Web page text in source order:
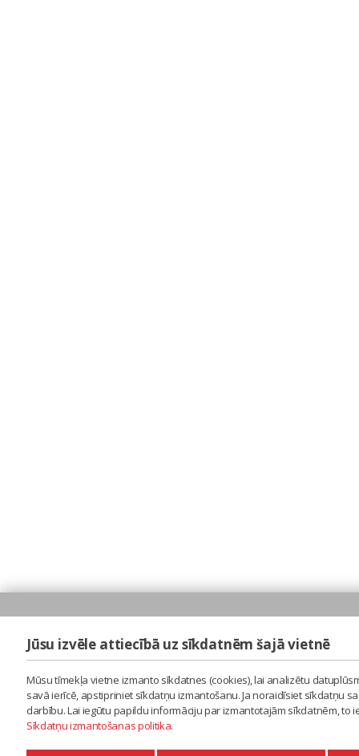
Jūsu izvēle attiecībā uz sīkdatnēm šajā vietnē
Mūsu tīmekļa vietne izmanto sīkdatnes (cookies), lai analizētu
savā ierīcē, apstipriniet sīkdatņu izmantošanu. Ja noraidīsiet sīkdatņu
darbību. Lai iegūtu papildu informāciju par izmantotajām sīkdatnēm,
Sīkdatņu izmantošanas politika.